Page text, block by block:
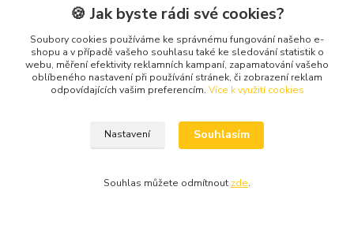
Kontakty
+420 722 121 761
(Po-Pá, 8-17 hod.)
info@koupelny-eshop.com
🍪 Jak byste rádi své cookies?
Soubory cookies používáme ke správnému fungování našeho e-
shopu a v případě vašeho souhlasu také ke sledování statistik o
webu, měření efektivity reklamních kampaní, zapamatování vašeho
oblíbeného nastavení při používání stránek, či zobrazení reklam
odpovídajících vašim preferencím. Více k využití cookies
Nastavení Souhlasím
Souhlas můžete odmítnout zde.